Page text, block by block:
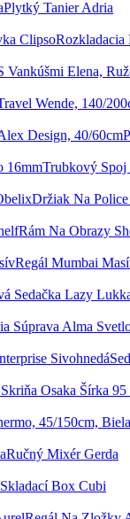
Plytký Tanier Adria
Rozkladacia
Trubkový Spoj
Držiak Na
Rám Na Obrazy
Regál Mumbai
Ručný Mixér Gerda
Skladací Box Cubi